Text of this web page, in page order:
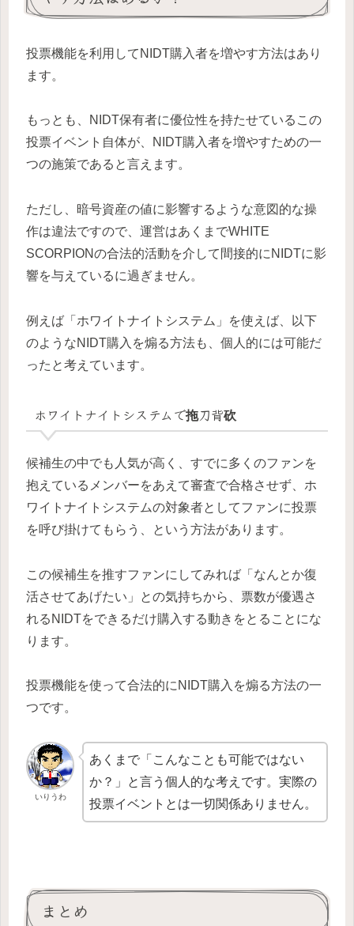
投票機能を利用してNIDT購入者を増やす方法はあり
ます。
もっとも、NIDT保有者に優位性を持たせているこの
投票イベント自体が、NIDT購入者を増やすための一
つの施策であると言えます。
ただし、暗号資産の値に影響するような意図的な操
作は違法ですので、運営はあくまでWHITE
SCORPIONの合法的活動を介して間接的にNIDTに影
響を与えているに過ぎません。
例えば「ホワイトナイトシステム」を使えば、以下
のようなNIDT購入を煽る方法も、個人的には可能だ
ったと考えています。
ホワイトナイトシステムで拖刀背砍
候補生の中でも人気が高く、すでに多くのファンを
抱えているメンバーをあえて審査で合格させず、ホ
ワイトナイトシステムの対象者としてファンに投票
を呼び掛けてもらう、という方法があります。
この候補生を推すファンにしてみれば「なんとか復
活させてあげたい」との気持ちから、票数が優遇さ
れるNIDTをできるだけ購入する動きをとることにな
ります。
投票機能を使って合法的にNIDT購入を煽る方法の一
つです。
いりうわ
あくまで「こんなことも可能ではない
か？」と言う個人的な考えです。実際の
投票イベントとは一切関係ありません。
まとめ